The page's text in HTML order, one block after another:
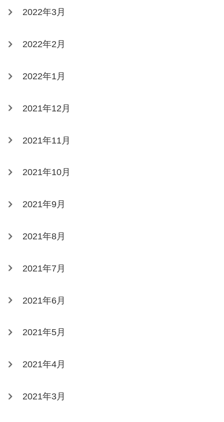
2022年3月
2022年2月
2022年1月
2021年12月
2021年11月
2021年10月
2021年9月
2021年8月
2021年7月
2021年6月
2021年5月
2021年4月
2021年3月